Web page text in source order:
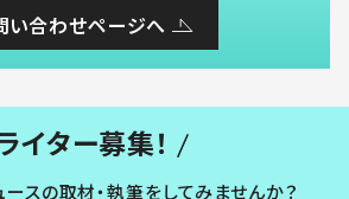
い合わせページへ
イター募集！
スの取材・執筆をしてみませんか？